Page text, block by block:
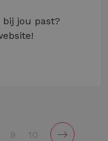
jou past?
9 10